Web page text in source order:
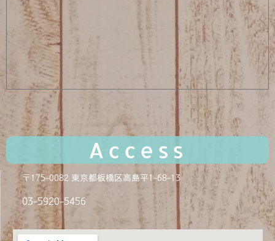
Access
〒175-0082 東京都板橋区高島平1-68-13
03-5920-5456